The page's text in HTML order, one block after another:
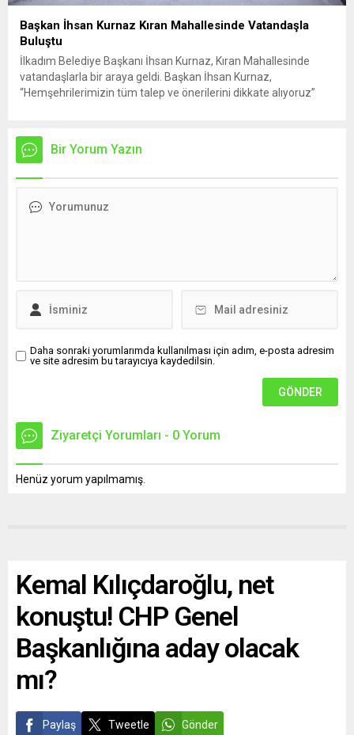
Başkan İhsan Kurnaz Kıran Mahallesinde Vatandaşla
Buluştu
İlkadım Belediye Başkanı İhsan Kurnaz, Kıran Mahallesinde
vatandaşlarla bir araya geldi. Başkan İhsan Kurnaz,
“Hemşehrilerimizin tüm talep ve önerilerini dikkate alıyoruz”
sohbet eden, onların talep ve önerileri dinleyen Başkan İhsan
Kurnaz, gelen taleplerin çözümü için...
Bir Yorum Yazın
Daha sonraki yorumlarımda kullanılması için adım, e-posta adresim
ve site adresim bu tarayıcıya kaydedilsin.
Ziyaretçi Yorumları - 0 Yorum
Henüz yorum yapılmamış.
Kemal Kılıçdaroğlu, net
konuştu! CHP Genel
Başkanlığına aday olacak
mı?
Paylaş Tweetle Gönder